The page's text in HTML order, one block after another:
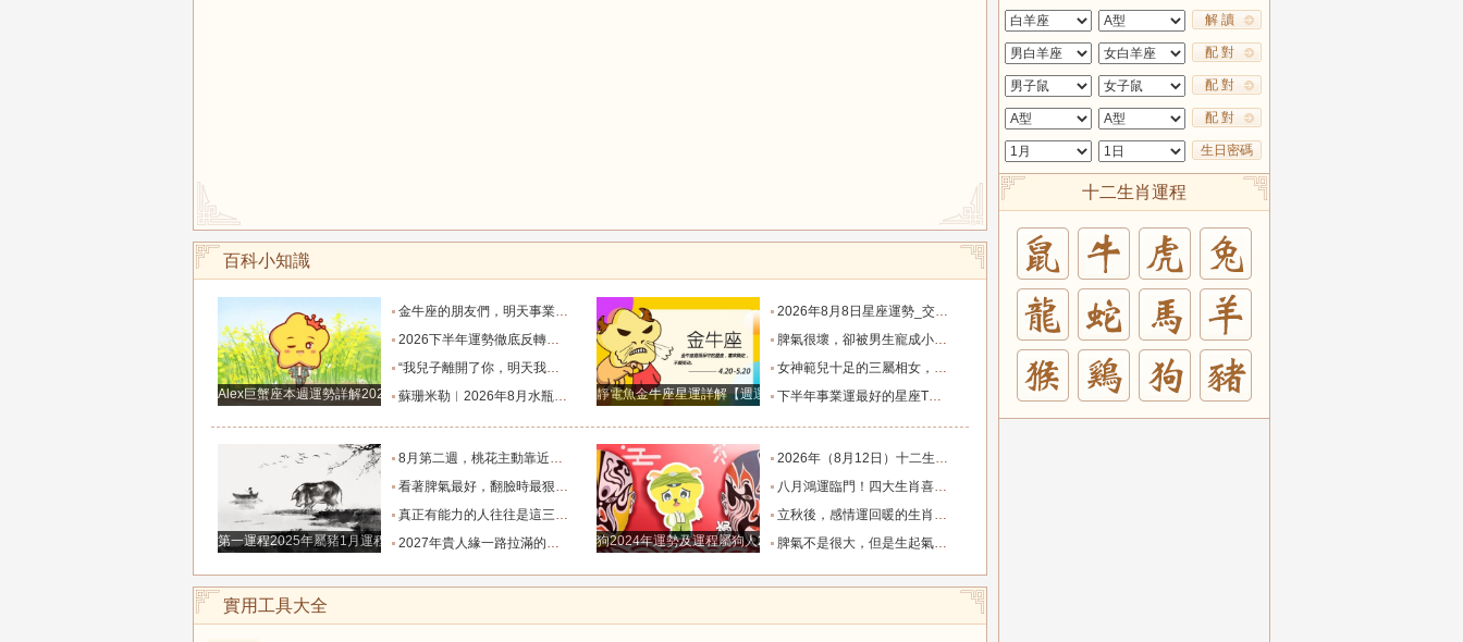
百科小知識
Alex巨蟹座本週運勢詳解2024.12.23-12.29
金牛座的朋友們，明天事業迎來新高峰，不要再默默付出而錯失機會！_工作_宇宙_能量
2026下半年運勢徹底反轉迎來好運的四大星座！舊篇章結束，新的機遇之門敞開_時期_獅子座_重擔
“我兒子離開了你，明天我就能幫他重新找一個好樣的女人！”_伴侶_星座_尋找
蘇珊米勒︱2026年8月水瓶座月度運勢_合作_木星_滿月
靜電魚金牛座星運詳解【週運2024年12月9日-12月15日】
2026年8月8日星座運勢_交易_管理_合作
脾氣很壞，卻被男生寵成小公主的四大星座女，無憂無慮沒煩惱_女生_魅力_所在
女神範兒十足的三屬相女，很受異性的歡迎，人生處處招桃花！_女性_魅力_機遇
下半年事業運最好的星座TOP4_獅子座_木星_天蠍座
第一運程2025年屬豬1月運程解析
8月第二週，桃花主動靠近，遇到值得認識的人的三個星座_雙子座_東西_地方
看著脾氣最好，翻臉時最狠！立秋後這三大星座撕掉偽裝，誰碰底線誰倒黴_金牛座_星象_天秤座
真正有能力的人往往是這三個星座，既能獨立完成也懂得借助團隊_水瓶_協作_一個人
2027年貴人緣一路拉滿的三大生肖！處處有人幫扶，全年順風順水少坎坷_合作_人脈_事業
狗2024年運勢及運程屬狗人2024運勢好嗎
2026年（8月12日）十二生肖最棒運勢播報_龍的_財富_方面
八月鴻運臨門！四大生肖喜事紮堆來襲，下半年一路順風順水到底_避雷_要點_合作
立秋後，感情運回暖的生肖TOP3_單身_放平_申金
脾氣不是很大，但是生起氣來很難哄的五大星座女_女性_情緒_給予
實用工具大全
解 讀
配 對
配 對
配 對
生日密碼
十二生肖運程
猴 雞